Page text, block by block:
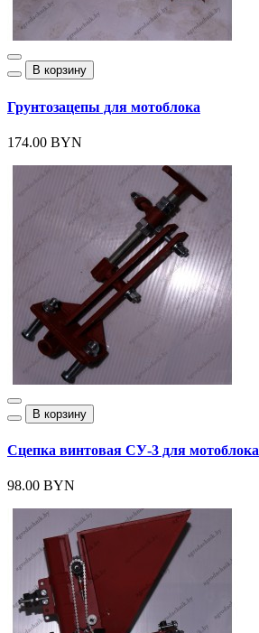
В корзину
Грунтозацепы для мотоблока
174.00 BYN
В корзину
Сцепка винтовая СУ-3 для мотоблока
98.00 BYN